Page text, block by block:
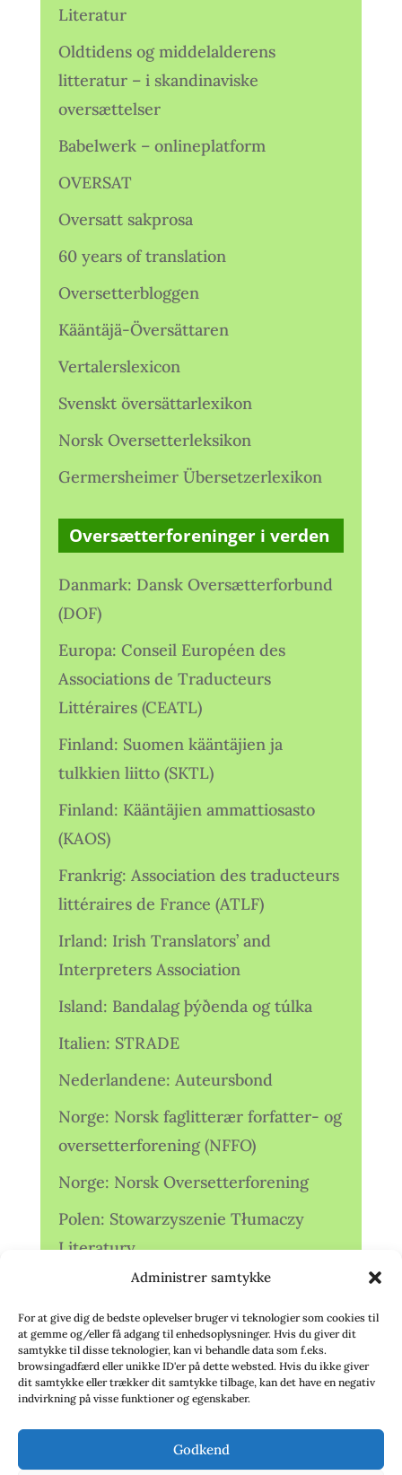
Administrer samtykke
For at give dig de bedste oplevelser bruger vi teknologier som cookies til
at gemme og/eller få adgang til enhedsoplysninger. Hvis du giver dit
samtykke til disse teknologier, kan vi behandle data som f.eks.
browsingadfærd eller unikke ID'er på dette websted. Hvis du ikke giver
dit samtykke eller trækker dit samtykke tilbage, kan det have en negativ
indvirkning på visse funktioner og egenskaber.
Godkend
Literatur
Oldtidens og middelalderens
litteratur – i skandinaviske
oversættelser
Babelwerk – onlineplatform
OVERSAT
Oversatt sakprosa
60 years of translation
Oversetterbloggen
Kääntäjä-Översättaren
Vertalerslexicon
Svenskt översättarlexikon
Norsk Oversetterleksikon
Germersheimer Übersetzerlexikon
Oversætterforeninger i verden
Danmark: Dansk Oversætterforbund
(DOF)
Europa: Conseil Européen des
Associations de Traducteurs
Littéraires (CEATL)
Finland: Suomen kääntäjien ja
tulkkien liitto (SKTL)
Finland: Kääntäjien ammattiosasto
(KAOS)
Frankrig: Association des traducteurs
littéraires de France (ATLF)
Irland: Irish Translators’ and
Interpreters Association
Island: Bandalag þýðenda og túlka
Italien: STRADE
Nederlandene: Auteursbond
Norge: Norsk faglitterær forfatter- og
oversetterforening (NFFO)
Norge: Norsk Oversetterforening
Polen: Stowarzyszenie Tłumaczy
Literatury
Storbritannien: Translators
Association (TA)
Sverige: Översättarsektionen (Ö.)
Sverige: Översättarcentrum (ÖC)
deutschsprachiger Übersetzer (VdÜ)